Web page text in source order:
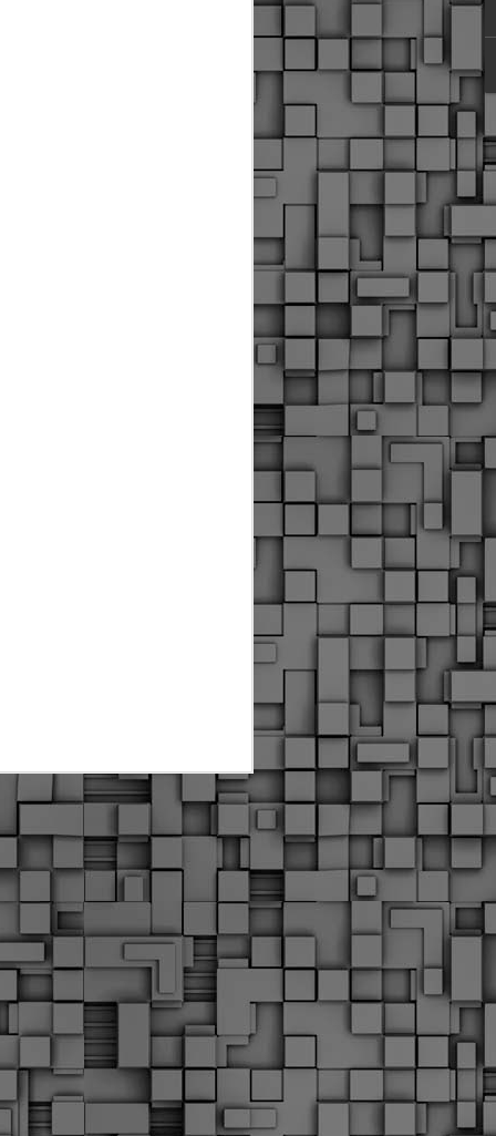
αστυνομικούς, οι οποίοι έχουν
εκπαίδευσή τους και
καθήκοντα.
οποία θα χρησιμοποιούνται για
μετακινήσεις των
αφορούσαν εκτέλεση
εργασιών χωρίς νόμιμη
σήμανση και στην απόθεση
υλικών – εργαλείων εκτός του
προβλεπόμενου εργοταξίου.